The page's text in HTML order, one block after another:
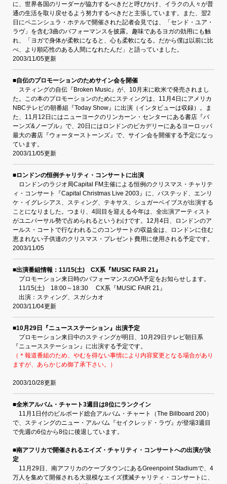
に、世界各国のリーダーが協力するべきだと呼びかけ、イラクの人々が普
通の生活を取り戻せるよう努力するべきだと主張しています。また、翌2
日にペニンシュラ・ホテルで開催された記者会見では、「センド・ユア・
ラヴ」を含む3曲のパフォーマンスを披露。趣味であるヨガの効用にも触
れ、「ヨガで身体が柔軟になると、心も柔軟になる。だから僕は以前に比
べ、より順応性のある人間になれたんだ」と語っていました。
2003/11/05更新
■自伝のプロモーションのためサイン会を開催
スティングの自伝『Broken Music』が、10月末に欧米で発売されまし
た。この本のプロモーションのためにスティングは、11月4日にアメリカ
NBCテレビの朝番組『Today Show』に出演（インタビューは収録）。ま
た、11月12日にはニューヨークのリンカーン・センターにある書店『バ
ーンズ&ノーブル』で、20日にはロンドンのピカデリーにあるヨーロッパ
最大の書店『ウォーターストーンズ』で、サイン会を開催する予定になっ
ています。
2003/11/05更新
■ロンドンの恒例チャリティ・コンサートに出演
ロンドンのラジオ局Capital FM主催による恒例のクリスマス・チャリテ
ィ・コンサート『Capital Christmas Live 2003』に、バステッド、エンリ
ケ・イグレシアス、スティング、テキサス、シュガーベイブスが出演する
ことになりました。つまり、4回目を迎える今年は、全出演アーティスト
がユニバーサル勢で占められるというわけです。12月4日、ロンドンのア
ールス・コートで行なわれるこのコンサートの収益金は、ロンドンに住む
恵まれない子供達のクリスマス・プレゼント費用に使用される予定です。
2003/11/05
■出演番組情報：11/15(土) CX系『MUSIC FAIR 21』
プロモーション来日時のパフォーマンスのOA予定をお知らせします。
11/15(土) 18:00～18:30 CX系『MUSIC FAIR 21』
出演：スティング、スガシカオ
2003/11/04更新
■10月29日『ニュースステーション』出演予定
プロモーション来日中のスティングが明日、10月29日テレビ朝日系
『ニュースステーション』に出演する予定です。
（＊報道番組のため、やむを得ない事情により内容変更となる場合があり
ますが、あらかじめ御了承下さい。）
2003/10/28更新
■全米アルバム・チャート3週目は8位にランクイン
11月1日付のビルボード総合アルバム・チャート（The Billboard 200）
で、スティングのニュー・アルバム『セイクレッド・ラヴ』が登場3週目
で先週の6位から8位に後退しています。
■南アフリカで開催されるエイズ・チャリティ・コンサートへの出演が決
定
11月29日、南アフリカのケープタウンにあるGreenpoint Stadiumで、4
万人を集めて開催される大規模なエイズ撲滅チャリティ・コンサートに、